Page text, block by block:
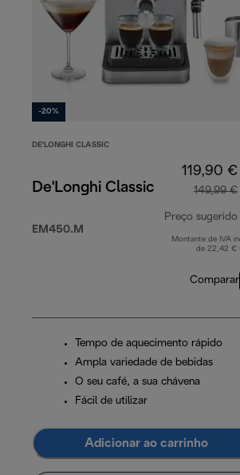
-20%
DE'LONGHI CLASSIC
De'Longhi Classic
EM450.M
119,90 €
149,99 €
Preço sugerido
Montante de IVA
de 22,42 €
Comparar
Tempo de aquecimento rápido
Ampla variedade de bebidas
O seu café, a sua chávena
Fácil de utilizar
Adicionar ao carrinho